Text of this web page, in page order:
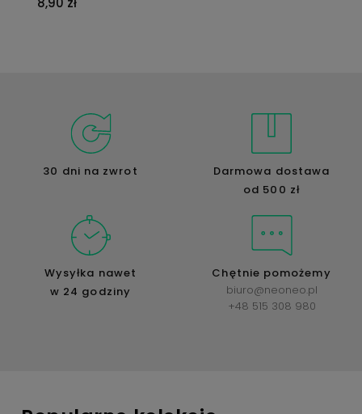
30 dni na zwrot
Darmowa dostawa
od 500 zł
Wysyłka nawet
w 24 godziny
Chętnie pomożemy
biuro@neoneo.pl
+48 515 308 980